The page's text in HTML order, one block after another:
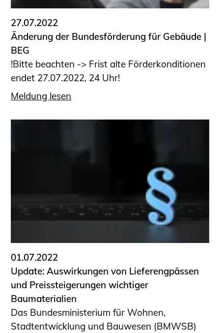
27.07.2022
Änderung der Bundesförderung für Gebäude |
BEG
!Bitte beachten -> Frist alte Förderkonditionen
endet 27.07.2022, 24 Uhr!
Meldung lesen
01.07.2022
Update: Auswirkungen von Lieferengpässen
und Preissteigerungen wichtiger
Baumaterialien
Das Bundesministerium für Wohnen,
Stadtentwicklung und Bauwesen (BMWSB)